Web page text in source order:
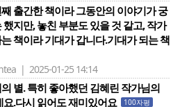
출간한 책이라 그동안의 이야기가 궁
지만, 놓친 부분도 있을 것 같고, 작가
책이라 기대가 갑니다.기대가 되는 책
| 2025-01-25 14:14
별. 특히 좋아했던 김혜린 작가님의
.다시 읽어도 재미있어요
100자평